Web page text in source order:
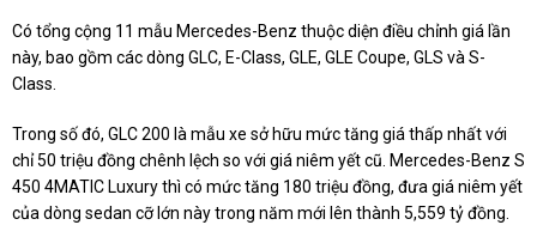
Có tổng cộng 11 mẫu Mercedes-Benz thuộc diện điều chỉnh giá lần
này, bao gồm các dòng GLC, E-Class, GLE, GLE Coupe, GLS và S-
Class.
Trong số đó, GLC 200 là mẫu xe sở hữu mức tăng giá thấp nhất với
chỉ 50 triệu đồng chênh lệch so với giá niêm yết cũ. Mercedes-Benz S
450 4MATIC Luxury thì có mức tăng 180 triệu đồng, đưa giá niêm yết
của dòng sedan cỡ lớn này trong năm mới lên thành 5,559 tỷ đồng.